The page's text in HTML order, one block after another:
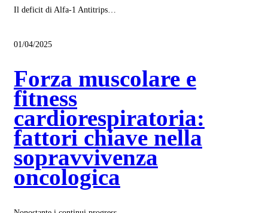
Il deficit di Alfa-1 Antitrips…
01/04/2025
Forza muscolare e
fitness
cardiorespiratoria:
fattori chiave nella
sopravvivenza
oncologica